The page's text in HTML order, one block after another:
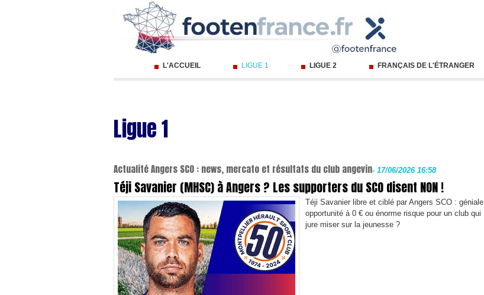
L'ACCUEIL LIGUE 1 LIGUE 2 FRANÇAIS DE L'ÉTRANGER
Ligue 1
Actualité Angers SCO : news, mercato et résultats du club angevin- 17/06/2026 16:58
Téji Savanier (MHSC) à Angers ? Les supporters du SCO disent NON !
Téji Savanier libre et ciblé par Angers SCO : géniale
opportunité à 0 € ou énorme risque pour un club qui
jure miser sur la jeunesse ?